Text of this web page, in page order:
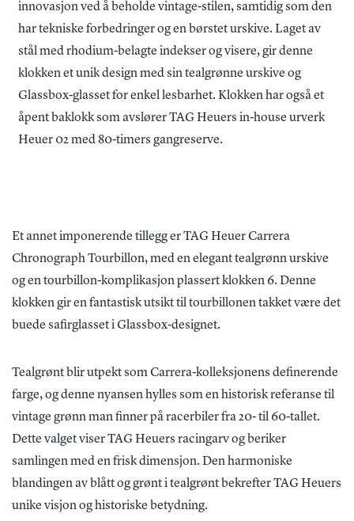
innovasjon ved å beholde vintage-stilen, samtidig som den
har tekniske forbedringer og en børstet urskive. Laget av
stål med rhodium-belagte indekser og visere, gir denne
klokken et unik design med sin tealgrønne urskive og
Glassbox-glasset for enkel lesbarhet. Klokken har også et
åpent baklokk som avslører TAG Heuers in-house urverk
Heuer 02 med 80-timers gangreserve.
Et annet imponerende tillegg er TAG Heuer Carrera
Chronograph Tourbillon, med en elegant tealgrønn urskive
og en tourbillon-komplikasjon plassert klokken 6. Denne
klokken gir en fantastisk utsikt til tourbillonen takket være det
buede safirglasset i Glassbox-designet.
Tealgrønt blir utpekt som Carrera-kolleksjonens definerende
farge, og denne nyansen hylles som en historisk referanse til
vintage grønn man finner på racerbiler fra 20- til 60-tallet.
Dette valget viser TAG Heuers racingarv og beriker
samlingen med en frisk dimensjon. Den harmoniske
blandingen av blått og grønt i tealgrønt bekrefter TAG Heuers
unike visjon og historiske betydning.